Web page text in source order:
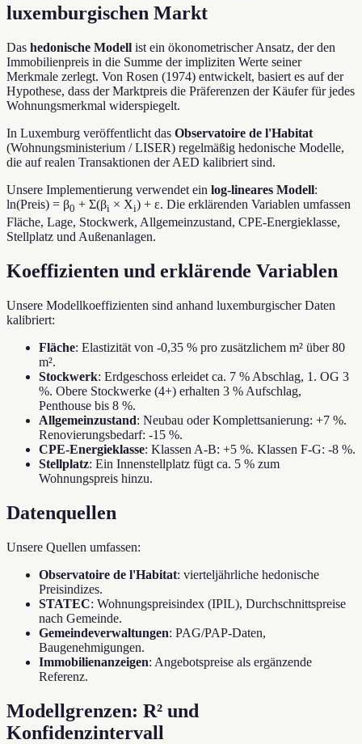
luxemburgischen Markt
Das hedonische Modell ist ein ökonometrischer Ansatz, der den
Immobilienpreis in die Summe der impliziten Werte seiner
Merkmale zerlegt. Von Rosen (1974) entwickelt, basiert es auf der
Hypothese, dass der Marktpreis die Präferenzen der Käufer für jedes
Wohnungsmerkmal widerspiegelt.
In Luxemburg veröffentlicht das Observatoire de l'Habitat
(Wohnungsministerium / LISER) regelmäßig hedonische Modelle,
die auf realen Transaktionen der AED kalibriert sind.
Unsere Implementierung verwendet ein log-lineares Modell:
ln(Preis) = β0 + Σ(βi × Xi) + ε. Die erklärenden Variablen umfassen
Fläche, Lage, Stockwerk, Allgemeinzustand, CPE-Energieklasse,
Stellplatz und Außenanlagen.
Koeffizienten und erklärende Variablen
Unsere Modellkoeffizienten sind anhand luxemburgischer Daten
kalibriert:
Fläche: Elastizität von -0,35 % pro zusätzlichem m² über 80
m².
Stockwerk: Erdgeschoss erleidet ca. 7 % Abschlag, 1. OG 3
%. Obere Stockwerke (4+) erhalten 3 % Aufschlag,
Penthouse bis 8 %.
Allgemeinzustand: Neubau oder Komplettsanierung: +7 %.
Renovierungsbedarf: -15 %.
CPE-Energieklasse: Klassen A-B: +5 %. Klassen F-G: -8 %.
Stellplatz: Ein Innenstellplatz fügt ca. 5 % zum
Wohnungspreis hinzu.
Datenquellen
Unsere Quellen umfassen:
Observatoire de l'Habitat: vierteljährliche hedonische
Preisindizes.
STATEC: Wohnungspreisindex (IPIL), Durchschnittspreise
nach Gemeinde.
Gemeindeverwaltungen: PAG/PAP-Daten,
Baugenehmigungen.
Immobilienanzeigen: Angebotspreise als ergänzende
Referenz.
Modellgrenzen: R² und
Konfidenzintervall